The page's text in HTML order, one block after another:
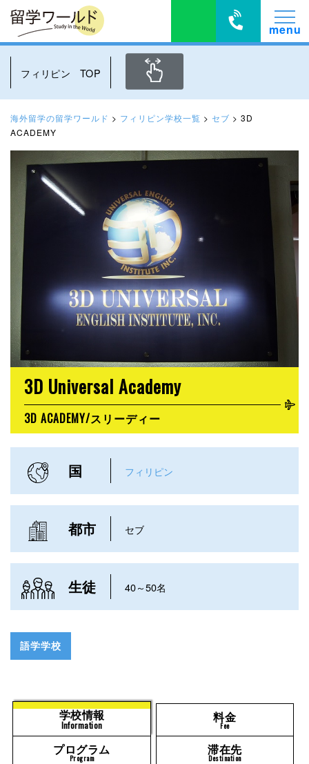
フィリピン TOP
海外留学の留学ワールド > フィリピン学校一覧 > セブ > 3D
ACADEMY
3D Universal Academy
3D ACADEMY/スリーディー
国 フィリピン
都市 セブ
生徒 40～50名
語学学校
学校情報
Information
料金
Fee
プログラム
Program
滞在先
Destination